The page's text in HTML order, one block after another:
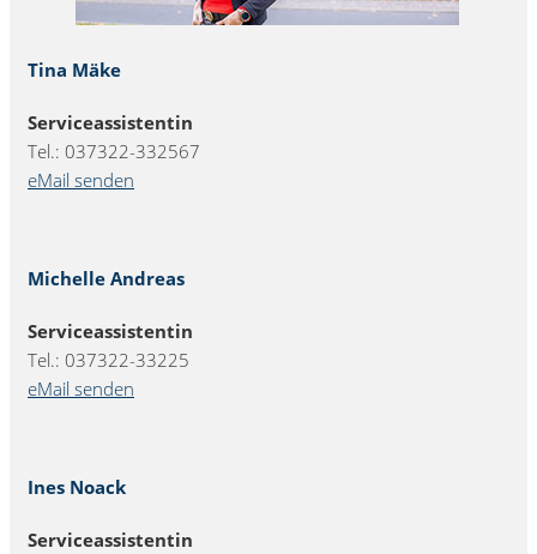
Tina Mäke
Serviceassistentin
Tel.: 037322-332567
eMail senden
Michelle Andreas
Serviceassistentin
Tel.: 037322-33225
eMail senden
Ines Noack
Serviceassistentin